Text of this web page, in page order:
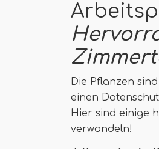
Die Pflanzen
einen
Hier sind einige
verwandeln!